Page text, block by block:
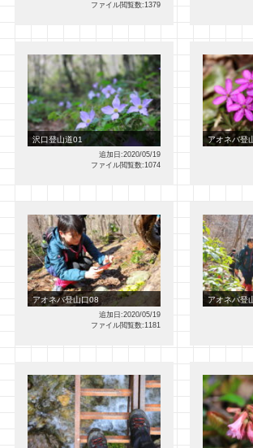
ファイル閲覧数:1379
沢口登山道01
追加日:2020/05/19
ファイル閲覧数:1074
アオネバ登
アオネバ登山口08
追加日:2020/05/19
ファイル閲覧数:1181
アオネバ登